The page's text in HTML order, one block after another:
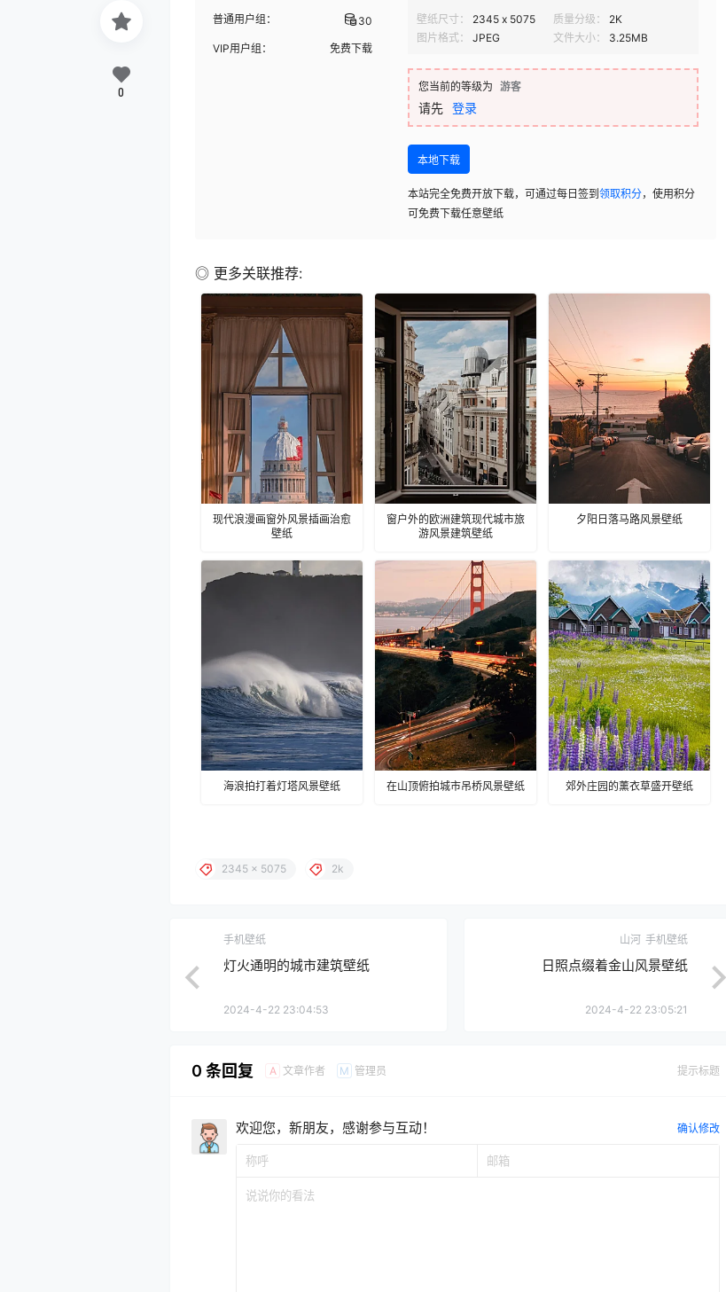
普通用户组： 30
VIP用户组： 免费下载
壁纸尺寸： 2345 x 5075 质量分级：
2K
图片格式：
JPEG 文件大小： 3.25MB
您当前的等级为 游客
请先 登录
本地下载
本站完全免费开放下载，可通过每日签到 领取积分，使用积分
可免费下载任意壁纸
◎ 更多关联推荐:
现代浪漫画窗外风景插画治愈
壁纸
窗户外的欧洲建筑现代城市旅
游风景建筑壁纸
夕阳日落马路风景壁纸
海浪拍打着灯塔风景壁纸 在山顶俯拍城市吊桥风景壁纸 郊外庄园的薰衣草盛开壁纸
0
2345 x 5075 2k
手机壁纸
灯火通明的城市建筑壁纸
2024-4-22 23:04:53
山河 手机壁纸
日照点缀着金山风景壁纸
2024-4-22 23:05:21
0 条回复 A 文章作者 M 管理员 提示标题
欢迎您，新朋友，感谢参与互动！ 确认修改